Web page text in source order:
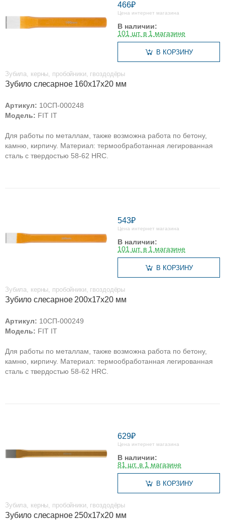
466₽
Цена интернет магазина
В наличии:
101 шт. в 1 магазине
В КОРЗИНУ
Зубила, керны, пробойники, гвоздодёры
Зубило слесарное 160х17х20 мм
Артикул: 10СП-000248
Модель: FIT IT
Для работы по металлам, также возможна работа по бетону,
камню, кирпичу. Материал: термообработанная легированная
сталь с твердостью 58-62 HRC.
543₽
Цена интернет магазина
В наличии:
101 шт. в 1 магазине
В КОРЗИНУ
Зубила, керны, пробойники, гвоздодёры
Зубило слесарное 200х17х20 мм
Артикул: 10СП-000249
Модель: FIT IT
Для работы по металлам, также возможна работа по бетону,
камню, кирпичу. Материал: термообработанная легированная
сталь с твердостью 58-62 HRC.
629₽
Цена интернет магазина
В наличии:
81 шт. в 1 магазине
В КОРЗИНУ
Зубила, керны, пробойники, гвоздодёры
Зубило слесарное 250х17х20 мм